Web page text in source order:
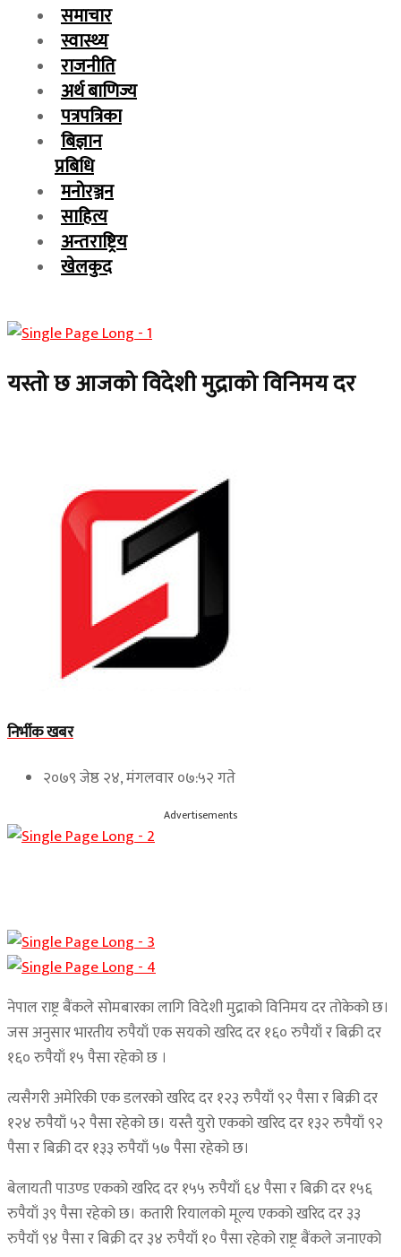
समाचार
स्वास्थ्य
राजनीति
अर्थ बाणिज्य
पत्रपत्रिका
बिज्ञान
प्रबिधि
मनोरञ्जन
साहित्य
अन्तराष्ट्रिय
खेलकुद
यस्तो छ आजको विदेशी मुद्राको विनिमय दर
निर्भीक खबर
२०७९ जेष्ठ २४, मंगलवार ०७:५२ गते
Advertisements
नेपाल राष्ट्र बैंकले सोमबारका लागि विदेशी मुद्राको विनिमय दर तोकेको छ।
जस अनुसार भारतीय रुपैयाँ एक सयको खरिद दर १६० रुपैयाँ र बिक्री दर
१६० रुपैयाँ १५ पैसा रहेको छ ।
त्यसैगरी अमेरिकी एक डलरको खरिद दर १२३ रुपैयाँ ९२ पैसा र बिक्री दर
१२४ रुपैयाँ ५२ पैसा रहेको छ। यस्तै युरो एकको खरिद दर १३२ रुपैयाँ ९२
पैसा र बिक्री दर १३३ रुपैयाँ ५७ पैसा रहेको छ।
बेलायती पाउण्ड एकको खरिद दर १५५ रुपैयाँ ६४ पैसा र बिक्री दर १५६
रुपैयाँ ३९ पैसा रहेको छ। कतारी रियालको मूल्य एकको खरिद दर ३३
रुपैयाँ ९४ पैसा र बिक्री दर ३४ रुपैयाँ १० पैसा रहेको राष्ट्र बैंकले जनाएको